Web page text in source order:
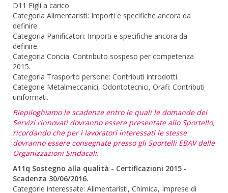
D11 Figli a carico
Categoria Alimentaristi: Importi e specifiche ancora da
definire.
Categoria Panificatori: Importi e specifiche ancora da
definire.
Categoria Concia: Contributo sospeso per competenza
2015.
Categoria Trasporto persone: Contributi introdotti.
Categorie Metalmeccanici, Odontotecnici, Orafi: Contributi
uniformati.
Riepiloghiamo le scadenze entro le quali le domande dei
Servizi rinnovati dovranno essere presentate allo Sportello,
ricordando che per i lavoratori interessati le stesse
dovranno essere consegnate presso gli Sportelli EBAV delle
Organizzazioni Sindacali.
A11q Sostegno alla qualità - Certificazioni 2015 -
Scadenza 30/06/2016.
Categorie interessate: Alimentaristi, Chimica, Imprese di